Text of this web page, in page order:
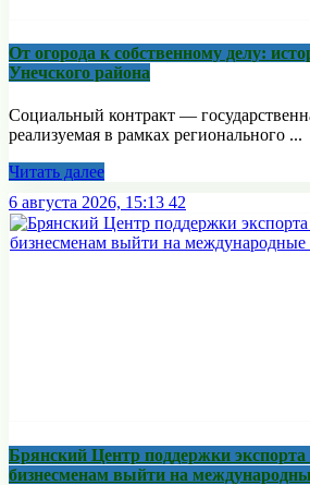
От огорода к собственному делу:
Унечского района
Социальный контракт —
реализуемая в рамках регионального ...
Читать далее
6 августа 2026, 15:13 42
Брянский Центр поддержки экспорта
бизнесменам выйти на